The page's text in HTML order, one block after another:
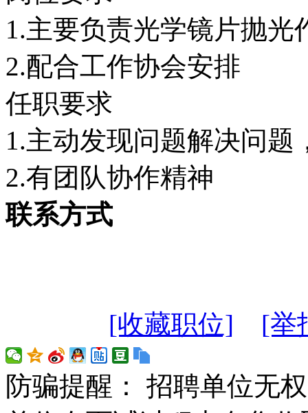
1.主要负责光学镜片抛光
2.配合工作协会安排
任职要求
1.主动发现问题解决问
2.有团队协作精神
联系方式
[收藏职位] [举
防骗提醒： 招聘单位无